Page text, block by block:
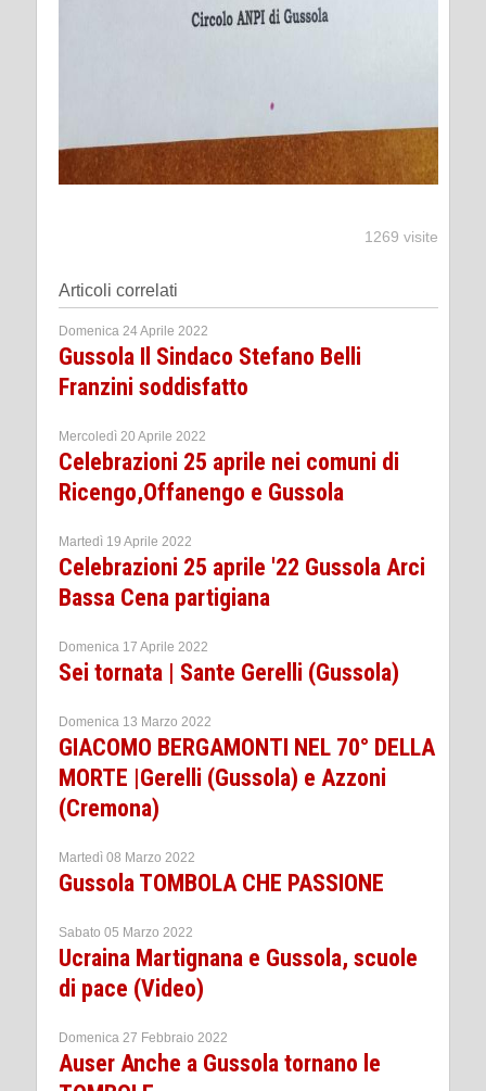
1269 visite
Articoli correlati
Domenica 24 Aprile 2022
Gussola Il Sindaco Stefano Belli
Franzini soddisfatto
Mercoledì 20 Aprile 2022
Celebrazioni 25 aprile nei comuni di
Ricengo,Offanengo e Gussola
Martedì 19 Aprile 2022
Celebrazioni 25 aprile '22 Gussola Arci
Bassa Cena partigiana
Domenica 17 Aprile 2022
Sei tornata | Sante Gerelli (Gussola)
Domenica 13 Marzo 2022
GIACOMO BERGAMONTI NEL 70° DELLA
MORTE |Gerelli (Gussola) e Azzoni
(Cremona)
Martedì 08 Marzo 2022
Gussola TOMBOLA CHE PASSIONE
Sabato 05 Marzo 2022
Ucraina Martignana e Gussola, scuole
di pace (Video)
Domenica 27 Febbraio 2022
Auser Anche a Gussola tornano le